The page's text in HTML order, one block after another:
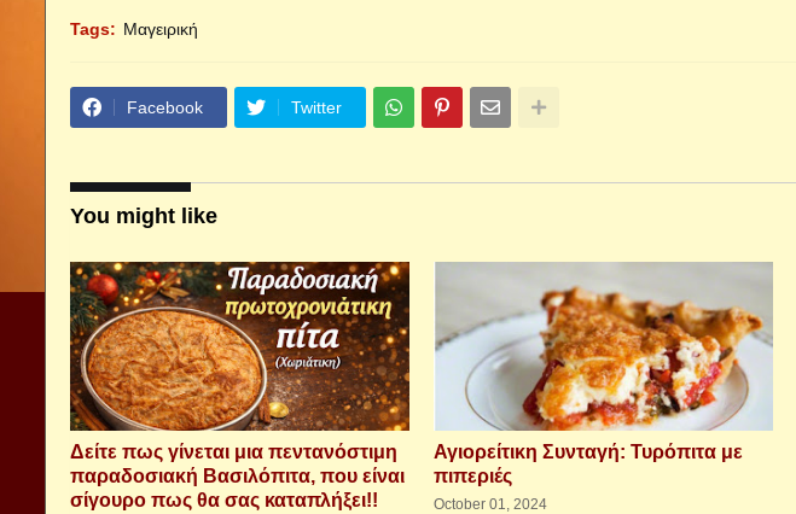
Tags: Μαγειρική
Facebook Twitter
You might like
Δείτε πως γίνεται μια πεντανόστιμη
παραδοσιακή Βασιλόπιτα, που είναι
σίγουρο πως θα σας καταπλήξει!!
Αγιορείτικη Συνταγή: Τυρόπιτα με
πιπεριές
October 01, 2024